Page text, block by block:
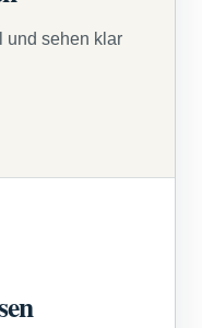
und sehen klar